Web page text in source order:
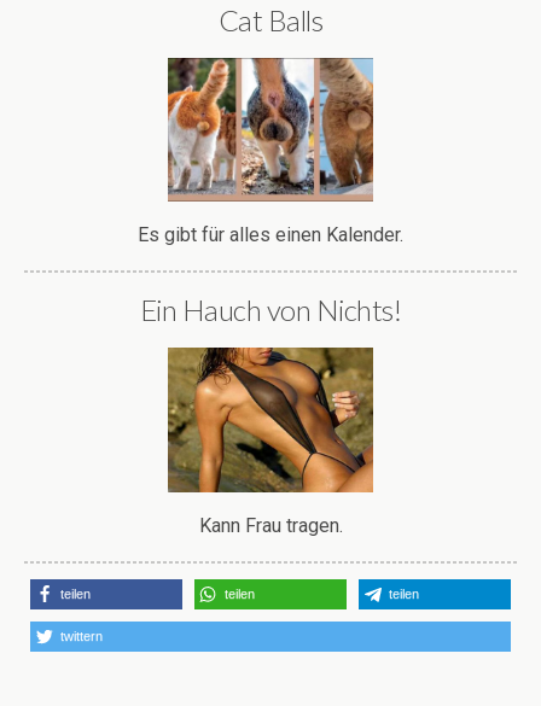
Cat Balls
Es gibt für alles einen Kalender.
Ein Hauch von Nichts!
Kann Frau tragen.
teilen teilen teilen
twittern